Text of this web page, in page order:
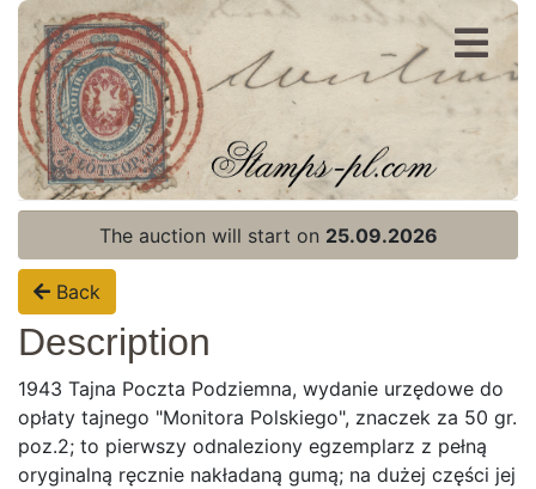
Register
Login
The auction will start on 25.09.2026
Back
Description
1943 Tajna Poczta Podziemna, wydanie urzędowe do
opłaty tajnego "Monitora Polskiego", znaczek za 50 gr.
poz.2; to pierwszy odnaleziony egzemplarz z pełną
oryginalną ręcznie nakładaną gumą; na dużej części jej